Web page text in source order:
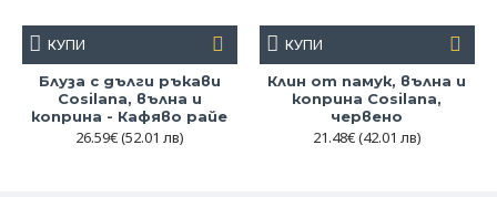
Блуза с дълги ръкави
Cosilana, вълна и
коприна - Кафяво райе
26.59€(52.01 лв)
КУПИ
Клин от памук, вълна и
коприна Cosilana,
червено
21.48€(42.01 лв)
КУПИ